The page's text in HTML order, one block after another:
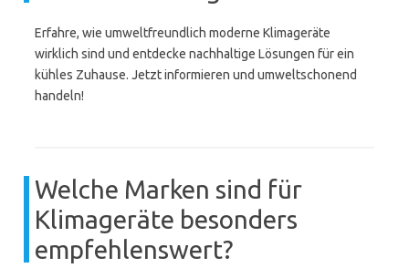
Erfahre, wie umweltfreundlich moderne Klimageräte
wirklich sind und entdecke nachhaltige Lösungen für ein
kühles Zuhause. Jetzt informieren und umweltschonend
handeln!
Welche Marken sind für
Klimageräte besonders
empfehlenswert?